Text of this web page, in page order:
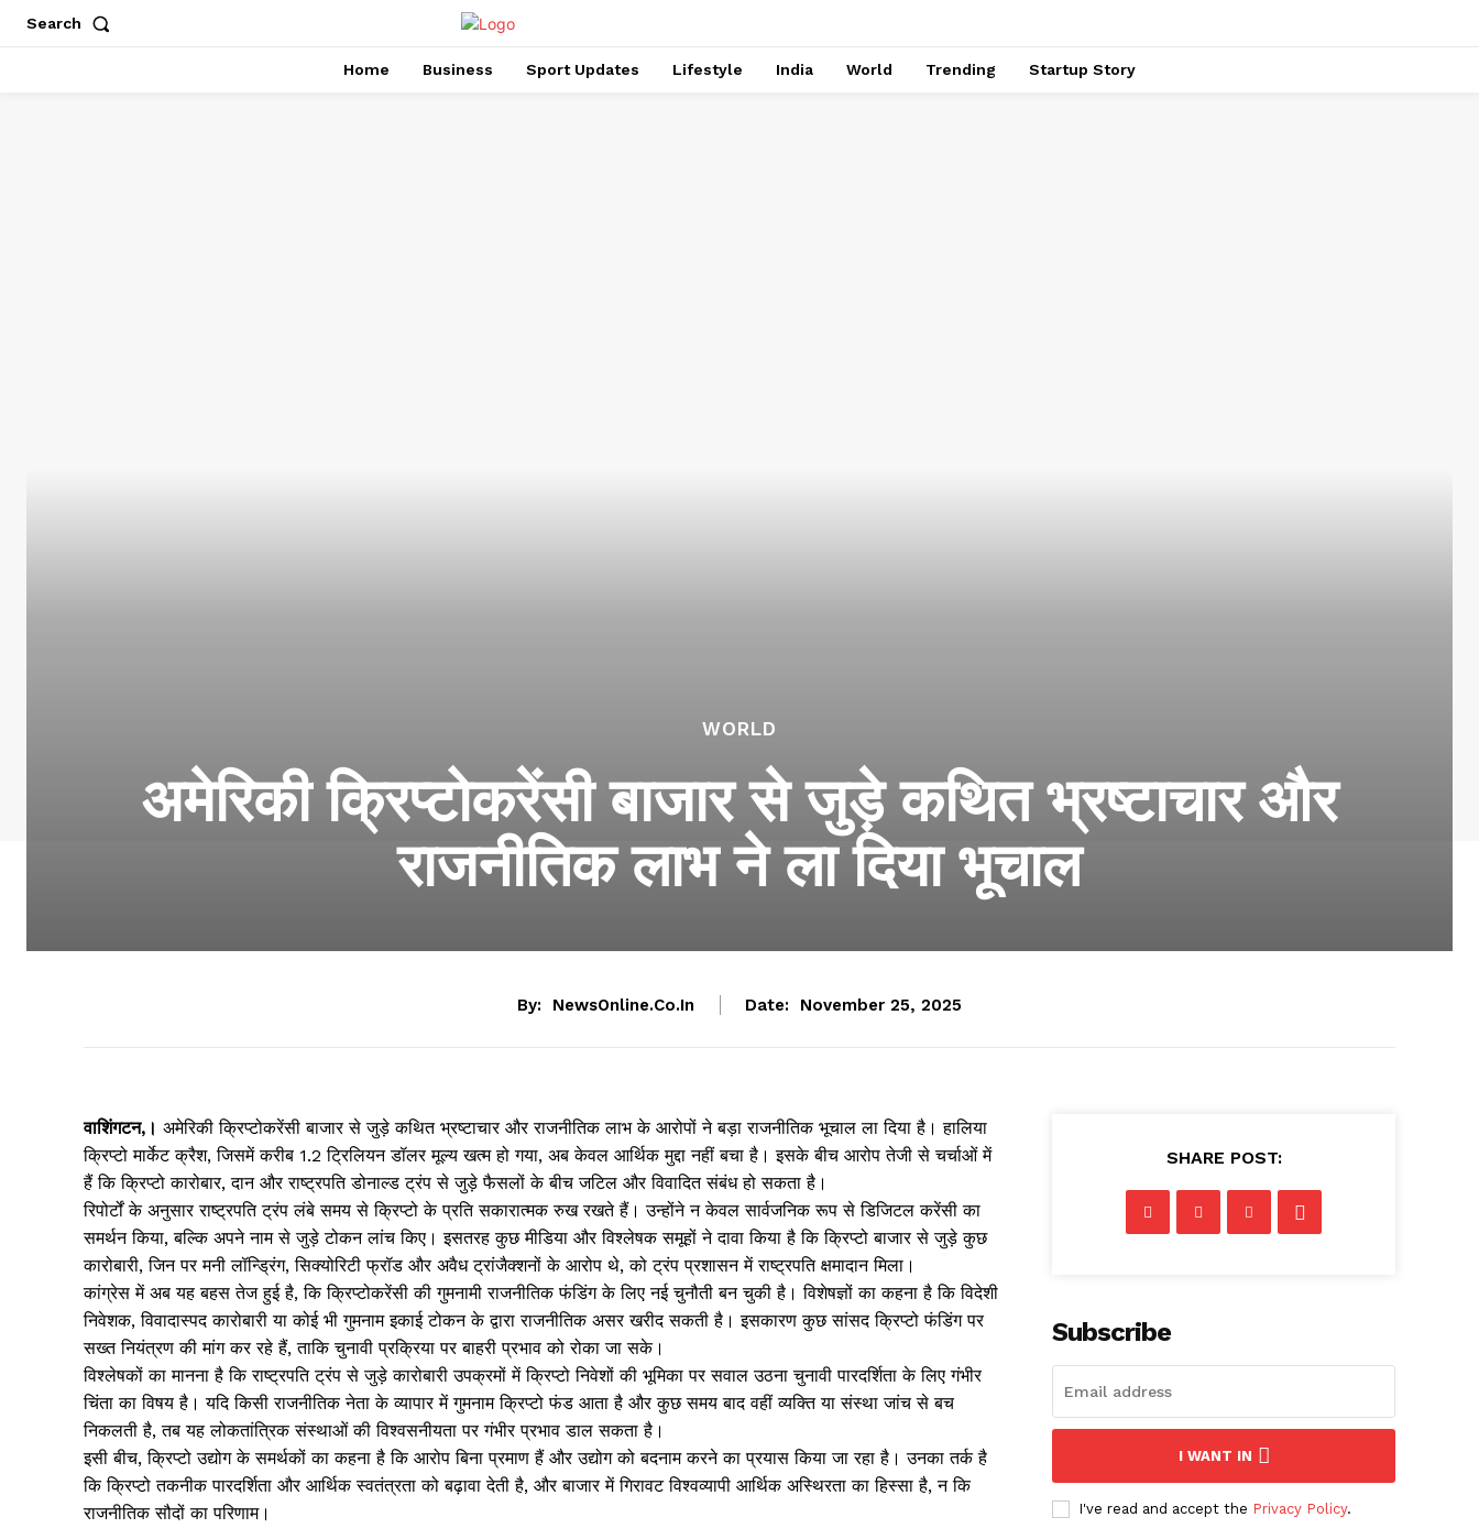
Search
Home Business Sport Updates Lifestyle India World Trending Startup Story
WORLD
अमेरिकी क्रिप्टोकरेंसी बाजार से जुड़े कथित भ्रष्टाचार और
राजनीतिक लाभ ने ला दिया भूचाल
By: NewsOnline.co.in Date: November 25, 2025
वाशिंगटन,। अमेरिकी क्रिप्टोकरेंसी बाजार से जुड़े कथित भ्रष्टाचार और राजनीतिक लाभ के आरोपों ने बड़ा राजनीतिक भूचाल ला दिया है। हालिया
क्रिप्टो मार्केट क्रैश, जिसमें करीब 1.2 ट्रिलियन डॉलर मूल्य खत्म हो गया, अब केवल आर्थिक मुद्दा नहीं बचा है। इसके बीच आरोप तेजी से चर्चाओं में
हैं कि क्रिप्टो कारोबार, दान और राष्ट्रपति डोनाल्ड ट्रंप से जुड़े फैसलों के बीच जटिल और विवादित संबंध हो सकता है।
रिपोर्टों के अनुसार राष्ट्रपति ट्रंप लंबे समय से क्रिप्टो के प्रति सकारात्मक रुख रखते हैं। उन्होंने न केवल सार्वजनिक रूप से डिजिटल करेंसी का
समर्थन किया, बल्कि अपने नाम से जुड़े टोकन लांच किए। इसतरह कुछ मीडिया और विश्लेषक समूहों ने दावा किया है कि क्रिप्टो बाजार से जुड़े कुछ
कारोबारी, जिन पर मनी लॉन्ड्रिंग, सिक्योरिटी फ्रॉड और अवैध ट्रांजैक्शनों के आरोप थे, को ट्रंप प्रशासन में राष्ट्रपति क्षमादान मिला।
कांग्रेस में अब यह बहस तेज हुई है, कि क्रिप्टोकरेंसी की गुमनामी राजनीतिक फंडिंग के लिए नई चुनौती बन चुकी है। विशेषज्ञों का कहना है कि विदेशी
निवेशक, विवादास्पद कारोबारी या कोई भी गुमनाम इकाई टोकन के द्वारा राजनीतिक असर खरीद सकती है। इसकारण कुछ सांसद क्रिप्टो फंडिंग पर
सख्त नियंत्रण की मांग कर रहे हैं, ताकि चुनावी प्रक्रिया पर बाहरी प्रभाव को रोका जा सके।
विश्लेषकों का मानना है कि राष्ट्रपति ट्रंप से जुड़े कारोबारी उपक्रमों में क्रिप्टो निवेशों की भूमिका पर सवाल उठना चुनावी पारदर्शिता के लिए गंभीर
चिंता का विषय है। यदि किसी राजनीतिक नेता के व्यापार में गुमनाम क्रिप्टो फंड आता है और कुछ समय बाद वहीं व्यक्ति या संस्था जांच से बच
निकलती है, तब यह लोकतांत्रिक संस्थाओं की विश्वसनीयता पर गंभीर प्रभाव डाल सकता है।
इसी बीच, क्रिप्टो उद्योग के समर्थकों का कहना है कि आरोप बिना प्रमाण हैं और उद्योग को बदनाम करने का प्रयास किया जा रहा है। उनका तर्क है
कि क्रिप्टो तकनीक पारदर्शिता और आर्थिक स्वतंत्रता को बढ़ावा देती है, और बाजार में गिरावट विश्वव्यापी आर्थिक अस्थिरता का हिस्सा है, न कि
राजनीतिक सौदों का परिणाम।
SHARE POST:
Subscribe
I WANT IN
I've read and accept the Privacy Policy.